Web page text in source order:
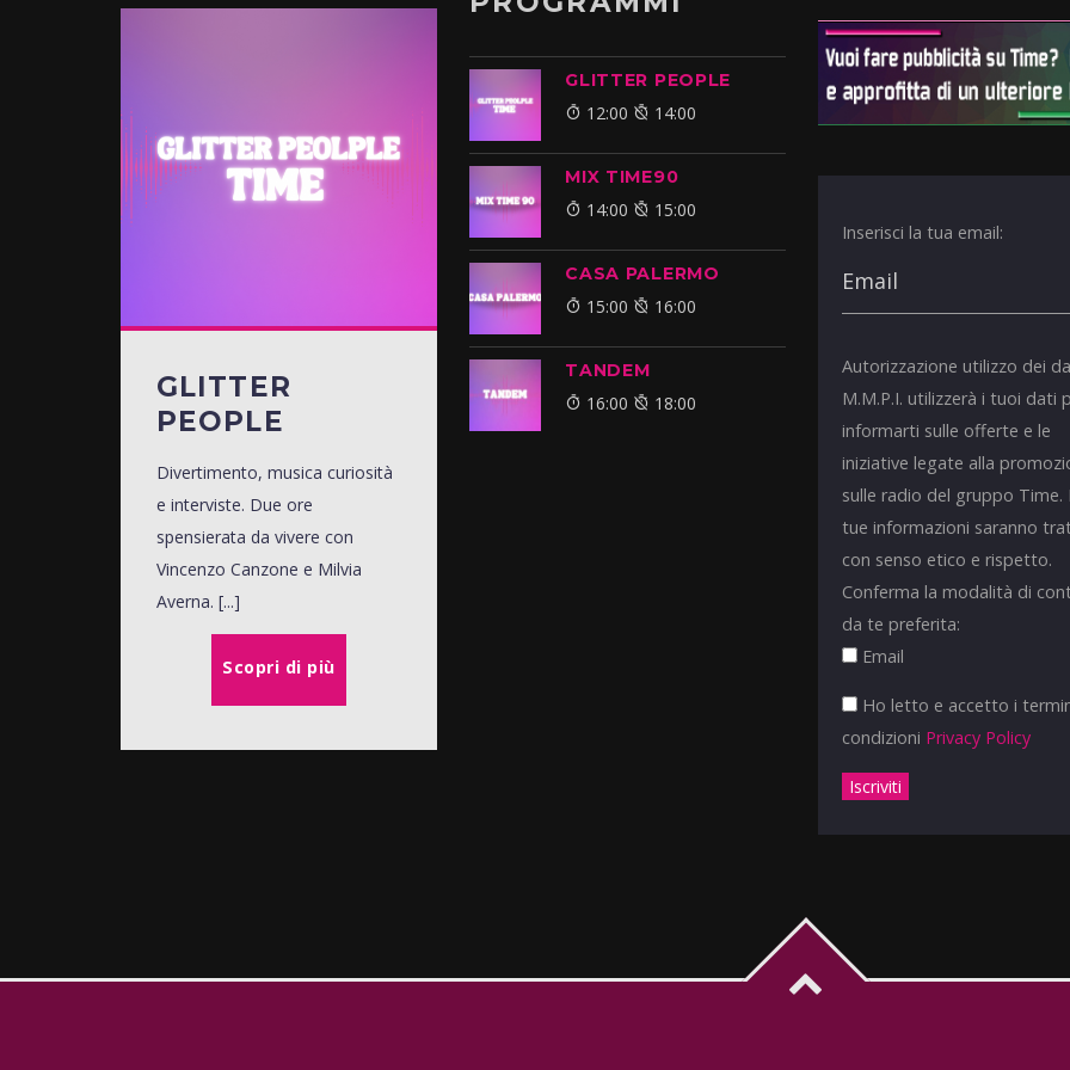
GLITTER
PEOPLE
Divertimento, musica curiosità
e interviste. Due ore
spensierata da vivere con
Vincenzo Canzone e Milvia
Averna. [...]
Scopri di più
GLITTER PEOPLE
12:00 14:00
MIX TIME90
14:00 15:00
CASA PALERMO
15:00 16:00
TANDEM
16:00 18:00
Inserisci la tua email:
Autorizzazione utilizzo dei
M.M.P.I. utilizzerà i tuoi dati
informarti sulle offerte e le
iniziative legate alla
sulle radio del gruppo Time.
tue informazioni saranno
con senso etico e rispetto.
Conferma la modalità di
da te preferita:
Email
Ho letto e accetto i
condizioni Privacy Policy